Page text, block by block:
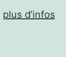
plus d’infos